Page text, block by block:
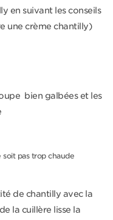
en suivant les conseils
une crème chantilly)
bien galbées et les
pas trop chaude
de chantilly avec la
la cuillère lisse la